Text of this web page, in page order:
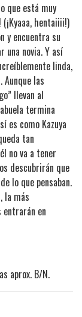
que está muy
hentaiiii!)
y encuentra su
una novia. Y así
linda,
las
llevan al
termina
es como Kazuya
tan
no va a tener
descubrirán que
lo que pensaban.
la más
entrarán en
aprox. B/N.